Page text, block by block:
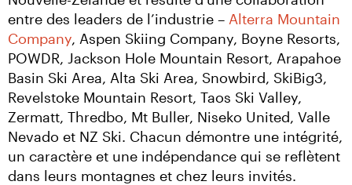
entre des leaders de l’industrie – Alterra Mountain
Company, Aspen Skiing Company, Boyne Resorts,
POWDR, Jackson Hole Mountain Resort, Arapahoe
Basin Ski Area, Alta Ski Area, Snowbird, SkiBig3,
Revelstoke Mountain Resort, Taos Ski Valley,
Zermatt, Thredbo, Mt Buller, Niseko United, Valle
Nevado et NZ Ski. Chacun démontre une intégrité,
un caractère et une indépendance qui se reflètent
dans leurs montagnes et chez leurs invités.